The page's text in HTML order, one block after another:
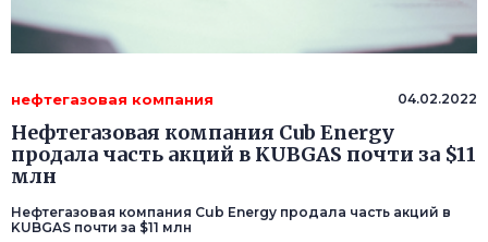
нефтегазовая компания 04.02.2022
Нефтегазовая компания Cub Energy
продала часть акций в KUBGAS почти за $11
млн
Нефтегазовая компания Cub Energy продала часть акций в
KUBGAS почти за $11 млн